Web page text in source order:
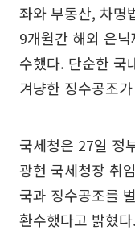
좌와 부동산, 차명
9개월간 해외 은
수했다. 단순한 국
겨냥한 징수공조
국세청은 27일 정
광현 국세청장 취
국과 징수공조를
환수했다고 밝혔다.